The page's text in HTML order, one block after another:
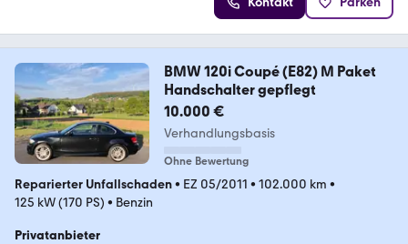
BMW 120i Coupé (E82) M Paket
Handschalter gepflegt
10.000 €
Verhandlungsbasis
Ohne Bewertung
Reparierter Unfallschaden• EZ 05/2011 • 102.000 km •
125 kW (170 PS) • Benzin
Privatanbieter